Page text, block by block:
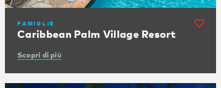
FAMIGLIE
Caribbean Palm Village Resort
Scopri di più